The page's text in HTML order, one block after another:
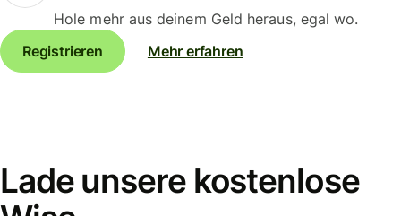
Hole mehr aus deinem Geld heraus, egal wo.
Registrieren
Mehr erfahren
Lade unsere kostenlose